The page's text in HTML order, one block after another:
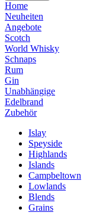
Home
Neuheiten
Angebote
Scotch
World Whisky
Schnaps
Rum
Gin
Unabhängige
Edelbrand
Zubehör
Islay
Speyside
Highlands
Islands
Campbeltown
Lowlands
Blends
Grains